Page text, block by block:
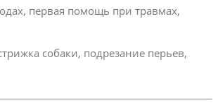
первая помощь при травмах,
собаки, подрезание перьев,